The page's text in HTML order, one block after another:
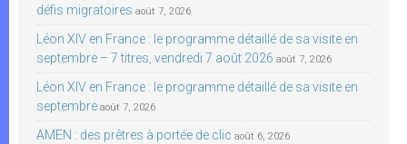
défis migratoires août 7, 2026
Léon XIV en France : le programme détaillé de sa visite en
septembre – 7 titres, vendredi 7 août 2026 août 7, 2026
Léon XIV en France : le programme détaillé de sa visite en
septembre août 7, 2026
AMEN : des prêtres à portée de clic août 6, 2026